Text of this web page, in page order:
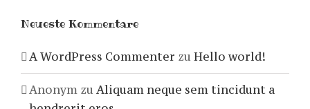
Neueste Kommentare
A WordPress Commenter zu Hello world!
Anonym zu Aliquam neque sem tincidunt a